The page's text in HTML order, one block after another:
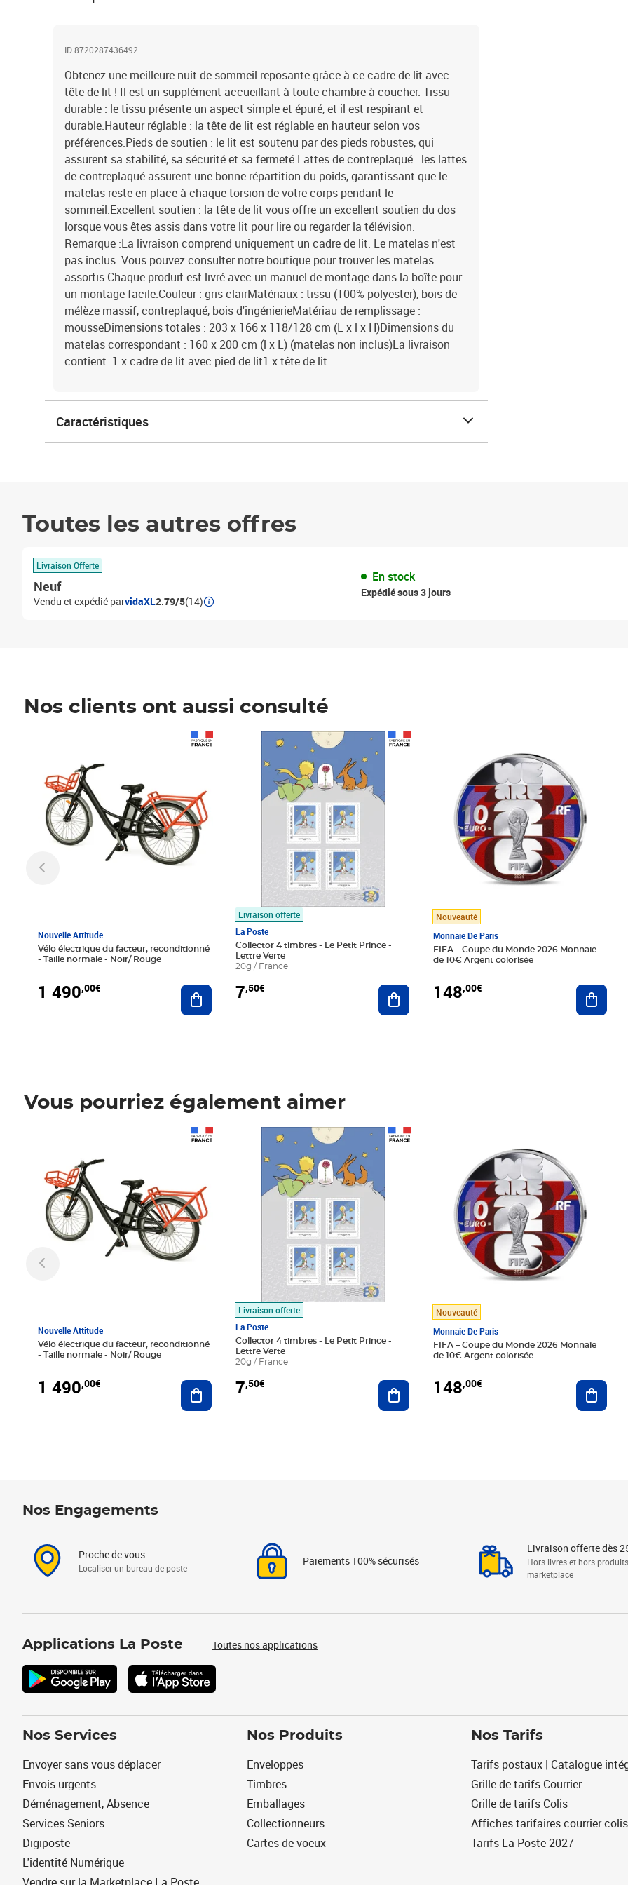
ID 8720287436492
Obtenez une meilleure nuit de sommeil reposante grâce à ce cadre de lit avec
tête de lit ! Il est un supplément accueillant à toute chambre à coucher. Tissu
durable : le tissu présente un aspect simple et épuré, et il est respirant et
durable.Hauteur réglable : la tête de lit est réglable en hauteur selon vos
préférences.Pieds de soutien : le lit est soutenu par des pieds robustes, qui
assurent sa stabilité, sa sécurité et sa fermeté.Lattes de contreplaqué : les lattes
de contreplaqué assurent une bonne répartition du poids, garantissant que le
matelas reste en place à chaque torsion de votre corps pendant le
sommeil.Excellent soutien : la tête de lit vous offre un excellent soutien du dos
lorsque vous êtes assis dans votre lit pour lire ou regarder la télévision.
Remarque :La livraison comprend uniquement un cadre de lit. Le matelas n'est
pas inclus. Vous pouvez consulter notre boutique pour trouver les matelas
assortis.Chaque produit est livré avec un manuel de montage dans la boîte pour
un montage facile.Couleur : gris clairMatériaux : tissu (100% polyester), bois de
mélèze massif, contreplaqué, bois d'ingénierieMatériau de remplissage :
mousseDimensions totales : 203 x 166 x 118/128 cm (L x l x H)Dimensions du
matelas correspondant : 160 x 200 cm (l x L) (matelas non inclus)La livraison
contient :1 x cadre de lit avec pied de lit1 x tête de lit
Caractéristiques
Toutes les autres offres
Livraison Offerte
Neuf
Vendu et expédié parvidaXL2.79/5(14)
En stock
Expédié sous 3 jours
Nos clients ont aussi consulté
Nouvelle Attitude
Vélo électrique du facteur, reconditionné
- Taille normale - Noir/ Rouge
1 490,00€ Ajouter au panier
Livraison offerte
La Poste
Collector 4 timbres - Le Petit Prince -
Lettre Verte
20g / France
7,50€
Prix 7,50€
Ajouter au panier
Nouveauté
Monnaie De Paris
FIFA – Coupe du Monde 2026 Monnaie
de 10€ Argent colorisée
148,00€
Vous pourriez également aimer
Nouvelle Attitude
Vélo électrique du facteur, reconditionné
- Taille normale - Noir/ Rouge
1 490,00€ Ajouter au panier
Livraison offerte
La Poste
Collector 4 timbres - Le Petit Prince -
Lettre Verte
20g / France
7,50€
Prix 7,50€
Ajouter au panier
Nouveauté
Monnaie De Paris
FIFA – Coupe du Monde 2026 Monnaie
de 10€ Argent colorisée
148,00€
Nos Engagements
Proche de vous
Localiser un bureau de poste
Paiements 100% sécurisés
Livraison offerte dès
Hors livres et hors produits
marketplace
Applications La Poste Toutes nos applications
Nos Services
Envoyer sans vous déplacer
Envois urgents
Déménagement, Absence
Services Seniors
Digiposte
L'identité Numérique
Nos Produits
Enveloppes
Timbres
Emballages
Collectionneurs
Cartes de voeux
Nos Tarifs
Tarifs postaux | Catalogue
Grille de tarifs Courrier
Grille de tarifs Colis
Affiches tarifaires courrier colis
Tarifs La Poste 2027